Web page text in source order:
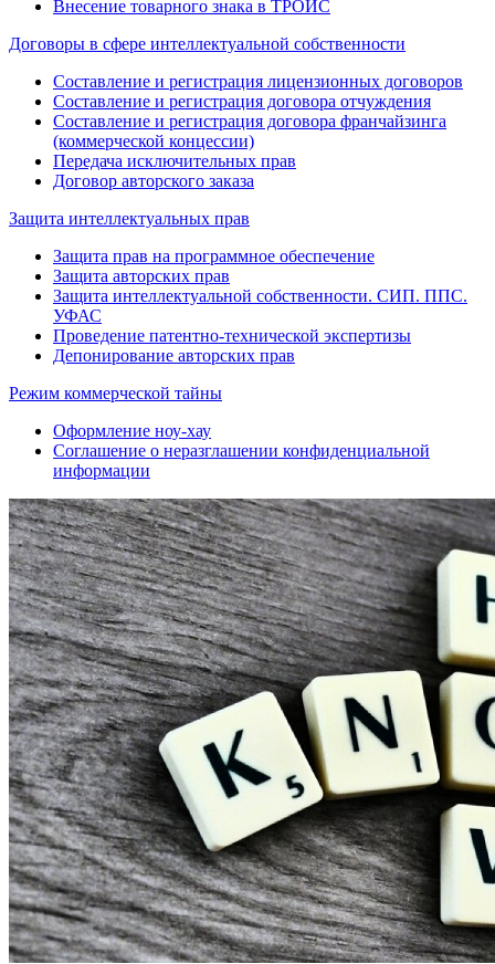
Внесение товарного знака в ТРОИС
Договоры в сфере интеллектуальной собственности
Составление и регистрация лицензионных договоров
Составление и регистрация договора отчуждения
Составление и регистрация договора франчайзинга
(коммерческой концессии)
Передача исключительных прав
Договор авторского заказа
Защита интеллектуальных прав
Защита прав на программное обеспечение
Защита авторских прав
Защита интеллектуальной собственности. СИП. ППС.
УФАС
Проведение патентно-технической экспертизы
Депонирование авторских прав
Режим коммерческой тайны
Оформление ноу-хау
Соглашение о неразглашении конфиденциальной
информации